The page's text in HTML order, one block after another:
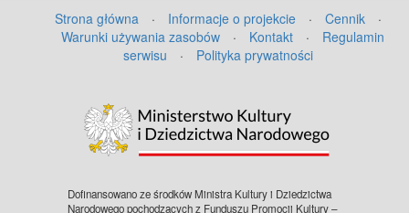
Strona główna · Informacje o projekcie · Cennik
·
Warunki używania zasobów
· Kontakt ·
Regulamin
serwisu
· Polityka prywatności
Dofinansowano ze środków Ministra Kultury i Dziedzictwa
Narodowego pochodzących z Funduszu Promocji Kultury –